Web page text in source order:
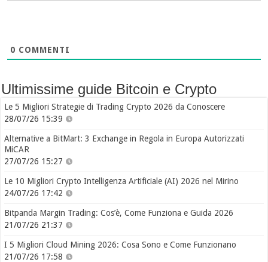
0 COMMENTI
Ultimissime guide Bitcoin e Crypto
Le 5 Migliori Strategie di Trading Crypto 2026 da Conoscere
28/07/26 15:39
Alternative a BitMart: 3 Exchange in Regola in Europa Autorizzati
MiCAR
27/07/26 15:27
Le 10 Migliori Crypto Intelligenza Artificiale (AI) 2026 nel Mirino
24/07/26 17:42
Bitpanda Margin Trading: Cos’è, Come Funziona e Guida 2026
21/07/26 21:37
I 5 Migliori Cloud Mining 2026: Cosa Sono e Come Funzionano
21/07/26 17:58